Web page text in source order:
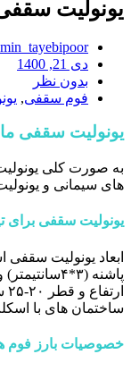
یونولیت
دی 21, 1400
بدون نظر
فوم سقفی,
یونولیت سقفی
به صورت کلی
های سیمانی و
یونولیت سقفی برای
ابعاد یونولیت سقفی
ساختمان های با
خصوصیات بارز فوم ها ی